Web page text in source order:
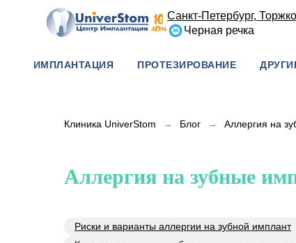
Санкт-Петербург,
Черная речка
ИМПЛАНТАЦИЯ ПРОТЕЗИРОВАНИЕ
Клиника UniverStom → Блог → Аллергия на
Аллергия на зубные
Риски и варианты аллергии на зубной имплант